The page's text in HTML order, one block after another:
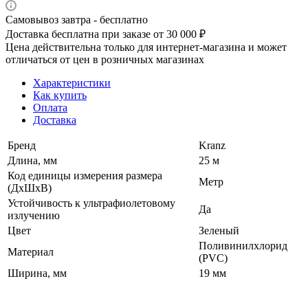
Самовывоз завтра - бесплатно
Доставка бесплатна при заказе от 30 000 ₽
Цена действительна только для интернет-магазина и может
отличаться от цен в розничных магазинах
Характеристики
Как купить
Оплата
Доставка
Бренд
Kranz
Длина, мм
25 м
Код единицы измерения размера
(ДхШхВ)
Метр
Устойчивость к ультрафиолетовому
излучению
Да
Цвет
Зеленый
Материал
Поливинилхлорид
(PVC)
Ширина, мм
19 мм